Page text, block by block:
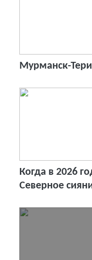
Мурманск-
Когда в 2026
Северное